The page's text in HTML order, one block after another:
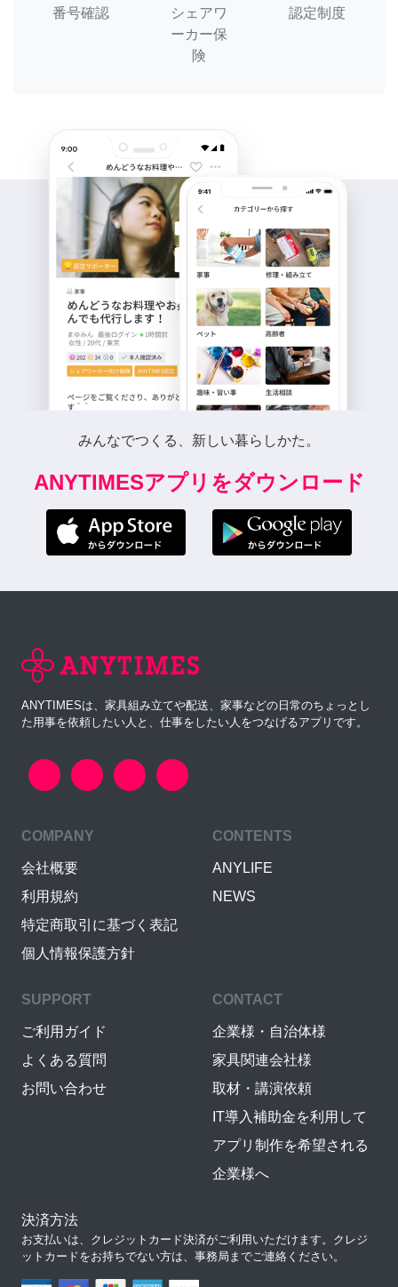
番号確認
シェアワ
ーカー保
険
認定制度
みんなでつくる、新しい暮らしかた。
ANYTIMESアプリをダウンロード
ANYTIMESは、家具組み立てや配送、家事などの日常のちょっとし
た用事を依頼したい人と、仕事をしたい人をつなげるアプリです。
COMPANY
会社概要
利用規約
特定商取引に基づく表記
個人情報保護方針
CONTENTS
ANYLIFE
NEWS
SUPPORT
ご利用ガイド
よくある質問
お問い合わせ
CONTACT
企業様・自治体様
家具関連会社様
取材・講演依頼
IT導入補助金を利用して
アプリ制作を希望される
企業様へ
決済方法
お支払いは、クレジットカード決済がご利用いただけます。クレジ
ットカードをお持ちでない方は、事務局までご連絡ください。